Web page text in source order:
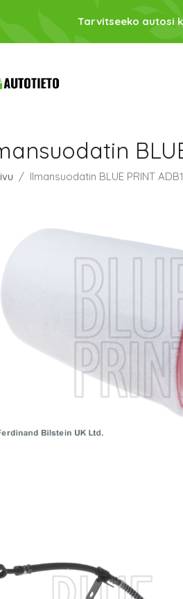
Tarvitseeko autosi
Ilmansuodatin BLUE PRINT